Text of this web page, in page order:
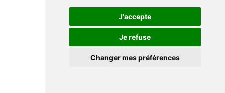
J'accepte
Je refuse
Changer mes préférences